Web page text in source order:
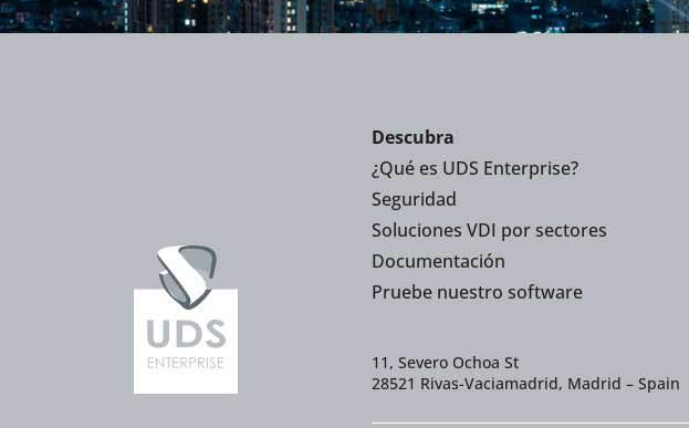
Descubra
¿Qué es UDS Enterprise?
Seguridad
Soluciones VDI por sectores
Documentación
Pruebe nuestro software
11, Severo Ochoa St
28521 Rivas-Vaciamadrid, Madrid – Spain